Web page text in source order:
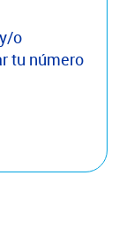
o
tu número